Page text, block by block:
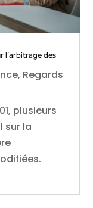
l’arbitrage des
, Regards
plusieurs
sur la